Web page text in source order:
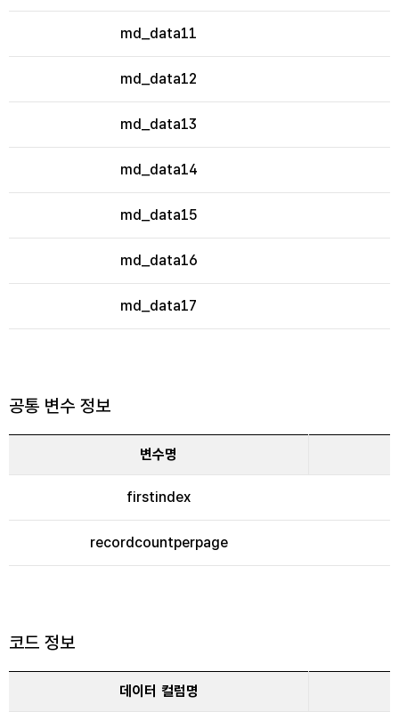
md_data11
md_data12
md_data13
md_data14
md_data15
md_data16
md_data17
공통 변수 정보
변수명
firstindex
recordcountperpage
코드 정보
데이터 컬럼명